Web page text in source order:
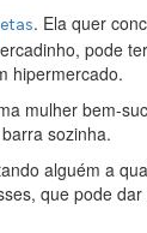
. Ela quer
pode
hipermercado.
mulher bem-
sozinha.
alguém a
que pode